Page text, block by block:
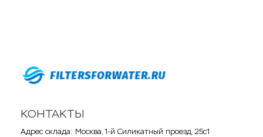
КОНТАКТЫ
Адрес склада: Москва, 1-й Силикатный проезд, 25с1